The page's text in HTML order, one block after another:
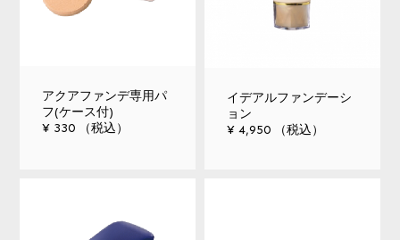
アクアファンデ専用パ
フ(ケース付)
¥ 330 （税込）
イデアルファンデーシ
ョン
¥ 4,950 （税込）